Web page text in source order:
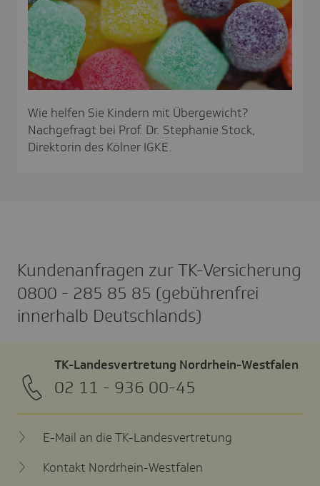
Wie helfen Sie Kindern mit Übergewicht?
Nachgefragt bei Prof. Dr. Stephanie Stock,
Direktorin des Kölner IGKE.
Kunden­an­fragen zur TK-Versi­che­rung
0800 - 285 85 85 (gebüh­ren­frei
inner­halb Deutsch­lands)
TK-Landesvertretung Nordrhein-Westfalen
02 11 - 936 00-45
E-Mail an die TK-Landesvertretung
Kontakt Nordrhein-Westfalen